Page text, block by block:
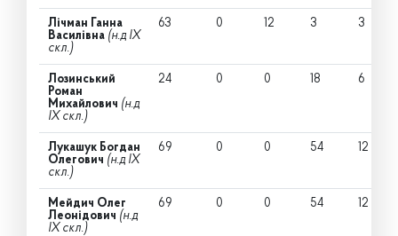
Лічман Ганна
Василівна (н.д IX
скл.)
63 0 12 3 3
Лозинський
Роман
Михайлович (н.д
IX скл.)
24 0 0 18 6
Лукашук Богдан
Олегович (н.д IX
скл.)
69 0 0 54 12
Мейдич Олег
Леонідович (н.д
IX скл.)
69 0 0 54 12